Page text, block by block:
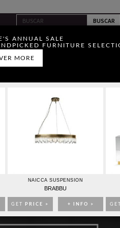
ANNUAL SALE
FURNITURE
MORE
NAICCA SUSPENSION
BRABBU
GET PRICE > + INFO >
TIENDA
UNA SALA DE LUJO